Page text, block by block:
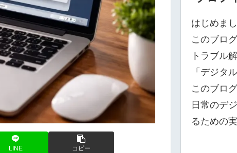
LINE コピー
はじめまし
このブロ
トラブル
「デジタ
このブロ
日常のデ
るための